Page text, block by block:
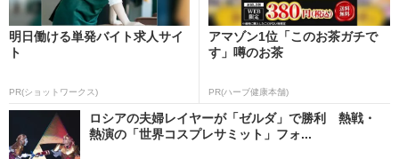
明日働ける単発バイト求人サイ
ト
PR(ショットワークス)
アマゾン1位「このお茶ガチで
す」噂のお茶
PR(ハーブ健康本舗)
ロシアの夫婦レイヤーが「ゼルダ」で勝利 熱戦・
熱演の「世界コスプレサミット」フォ...